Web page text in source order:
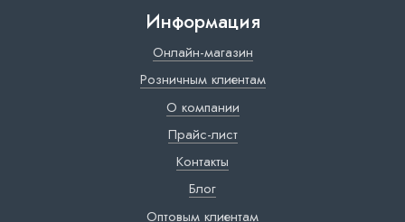
Информация
Онлайн-магазин
Розничным клиентам
О компании
Прайс-лист
Контакты
Блог
Оптовым клиентам